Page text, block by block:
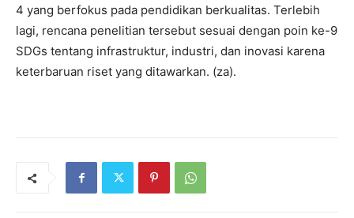
4 yang berfokus pada pendidikan berkualitas. Terlebih
lagi, rencana penelitian tersebut sesuai dengan poin ke-9
SDGs tentang infrastruktur, industri, dan inovasi karena
keterbaruan riset yang ditawarkan. (za).